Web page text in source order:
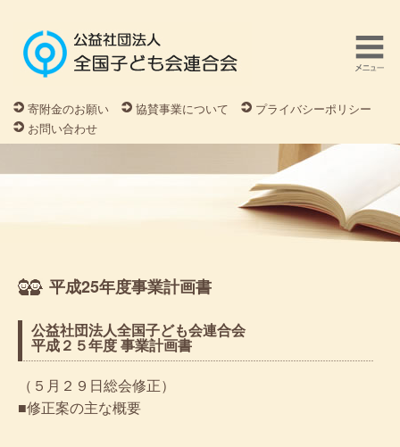
寄附金のお願い 協賛事業について
プライバシーポリシー
お問い合わせ
平成25年度事業計画書
公益社団法人全国子ども会連合会
平成２５年度 事業計画書
（５月２９日総会修正）
■修正案の主な概要